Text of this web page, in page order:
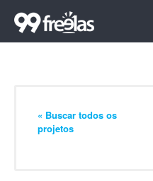
« Buscar todos os
projetos